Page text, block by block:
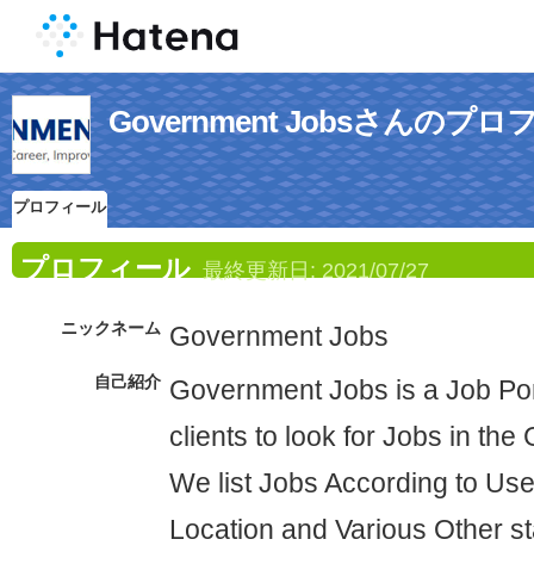
Government Jobsさんのプロ
プロフィール
プロフィール 最終更新日: 2021/07/27
ニックネーム Government Jobs
自己紹介 Government Jobs is a Job
clients to look for Jobs in the
We list Jobs According to
Location and Various Other